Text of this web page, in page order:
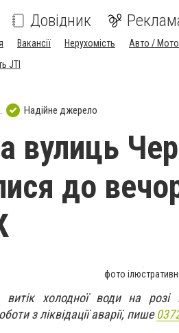
Довідник
Вакансії Нерухомість Авто / Мото
JTI
Надійне джерело
вулиць
до
фото
холодної води на розі
з ліквідації аварії, пише